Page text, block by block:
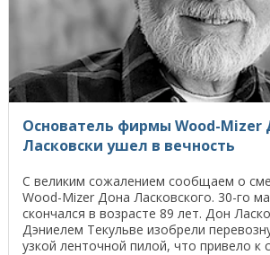
Основатель фирмы Wood-Mizer
Ласковски ушел в вечность
С великим сожалением сообщаем о
Wood-Mizer Дона Ласковского. 30-го
скончался в возрасте 89 лет. Дон
Дэниелем Текульве изобрели
узкой ленточной пилой, что привело к